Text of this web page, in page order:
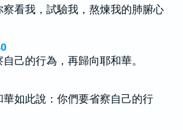
看我，試驗我，熬煉我的肺腑心
己的行為，再歸向耶和華。
如此說：你們要省察自己的行